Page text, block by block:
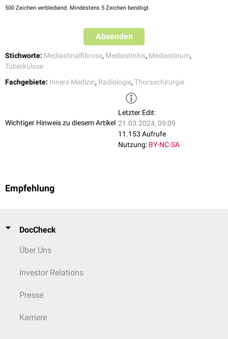
Hilfe einerMediastinoskopie,chirurgisch oder per
GlukokortikoidenoderImmunsuppressiva
ist bei autoimmuner Genese
500 Zeichen verbleibend. Mindestens 5 Zeichen benötigt.
Absenden
Stichworte: Mediastinalfibrose, Mediastinitis, Mediastinum,
Tuberkulose
Fachgebiete: Innere Medizin, Radiologie, Thoraxchirurgie
Wichtiger Hinweis zu diesem Artikel
Letzter Edit:
21.03.2024, 09:09
11.153 Aufrufe
Nutzung: BY-NC-SA
Empfehlung
DocCheck
Über Uns
Investor Relations
Presse
Karriere